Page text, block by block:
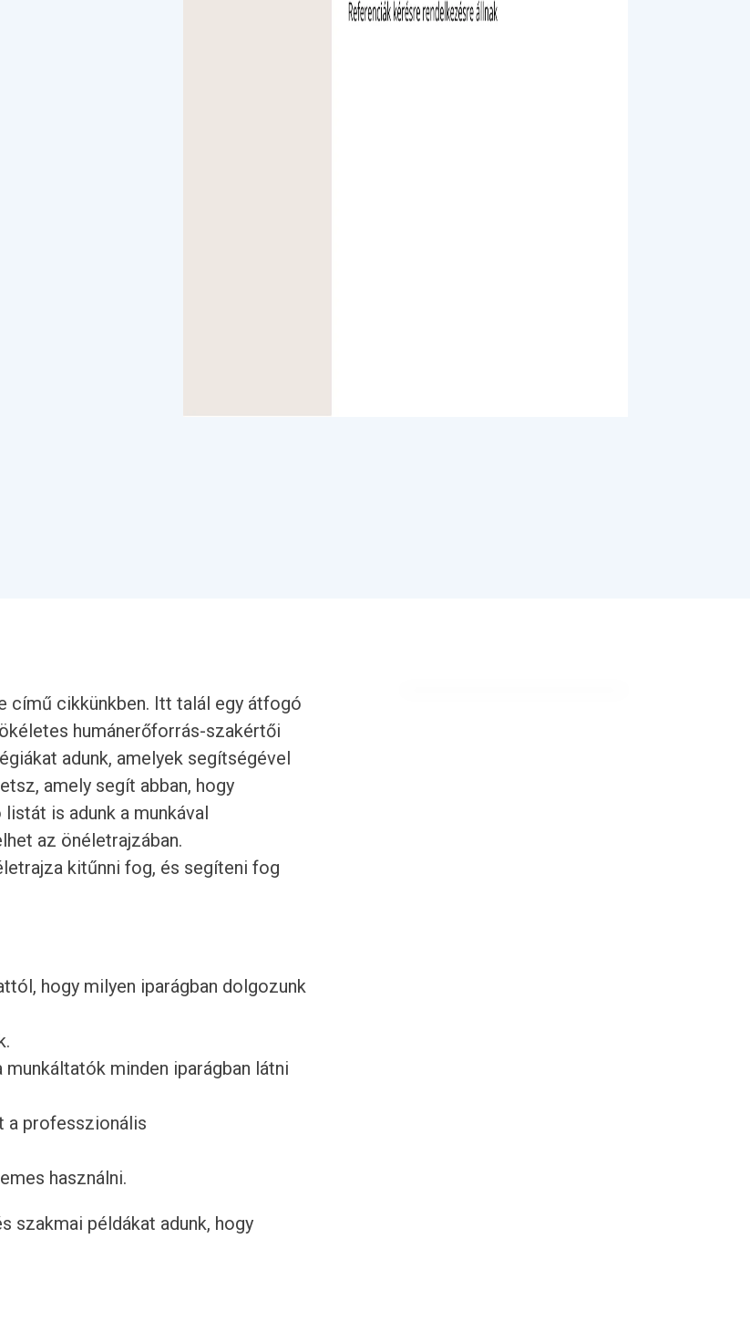
című cikkünkben. Itt talál egy átfogó
humánerőforrás-szakértői
adunk, amelyek segítségével
amely segít abban, hogy
is adunk a munkával
az önéletrajzában.
kitűnni fog, és segíteni fog
hogy milyen iparágban dolgozunk
minden iparágban látni
a professzionális
használni.
szakmai példákat adunk, hogy